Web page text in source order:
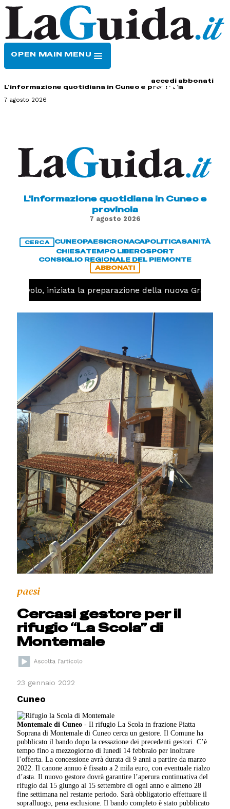
OPEN MAIN MENU
accedi abbonati
L'informazione quotidiana in Cuneo e provincia
7 agosto 2026
L'informazione quotidiana in Cuneo e
provincia
7 agosto 2026
CERCA CUNEOPAESICRONACAPOLITICASANITÀ
CHIESATEMPO LIBEROSPORT
CONSIGLIO REGIONALE DEL PIEMONTE
ABBONATI
iniziata la preparazione della nuova Granda
paesi
Cercasi gestore per il
rifugio “La Scola” di
Montemale
23 gennaio 2022
Cuneo
Montemale di Cuneo - Il rifugio La Scola in frazione Piatta
Soprana di Montemale di Cuneo cerca un gestore. Il Comune ha
pubblicato il bando dopo la cessazione dei precedenti gestori. C’è
tempo fino a mezzogiorno di lunedì 14 febbraio per inoltrare
l’offerta. La concessione avrà durata di 9 anni a partire da marzo
2022. Il canone annuo è fissato a 2 mila euro, con eventuale rialzo
d’asta. Il nuovo gestore dovrà garantire l’aperura continuativa del
rifugio dal 15 giungo al 15 settembre di ogni anno e almeno 28
fine settimana nel restante periodo. Sarà obbligatorio effettuare il
sopralluogo, pena esclusione. Il bando completo è stato pubblicato